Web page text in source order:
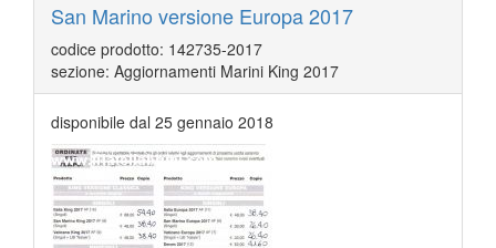
San Marino versione Europa 2017
codice prodotto: 142735-2017
sezione: Aggiornamenti Marini King 2017
disponibile dal 25 gennaio 2018